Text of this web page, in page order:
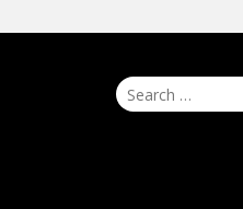
Search
for: